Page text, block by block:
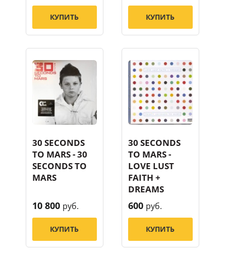
КУПИТЬ КУПИТЬ
30 SECONDS
TO MARS - 30
SECONDS TO
MARS
10 800 руб.
КУПИТЬ
30 SECONDS
TO MARS -
LOVE LUST
FAITH +
DREAMS
600 руб.
КУПИТЬ